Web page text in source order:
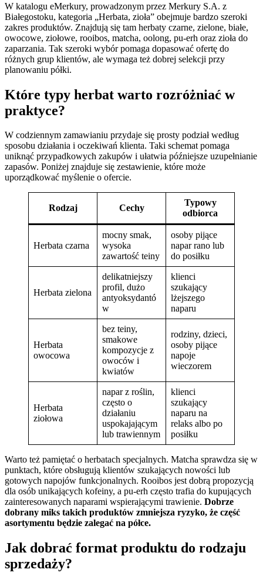
W katalogu eMerkury, prowadzonym przez Merkury S.A. z
Białegostoku, kategoria „Herbata, zioła” obejmuje bardzo szeroki
zakres produktów. Znajdują się tam herbaty czarne, zielone, białe,
owocowe, ziołowe, rooibos, matcha, oolong, pu-erh oraz zioła do
zaparzania. Tak szeroki wybór pomaga dopasować ofertę do
różnych grup klientów, ale wymaga też dobrej selekcji przy
planowaniu półki.
Które typy herbat warto rozróżniać w
praktyce?
W codziennym zamawianiu przydaje się prosty podział według
sposobu działania i oczekiwań klienta. Taki schemat pomaga
uniknąć przypadkowych zakupów i ułatwia późniejsze uzupełnianie
zapasów. Poniżej znajduje się zestawienie, które może
uporządkować myślenie o ofercie.
Rodzaj Cechy
Typowy
odbiorca
Herbata czarna
mocny smak,
wysoka
zawartość teiny
osoby pijące
napar rano lub
do posiłku
Herbata zielona
delikatniejszy
profil, dużo
antyoksydantó
w
klienci
szukający
lżejszego
naparu
Herbata
owocowa
bez teiny,
smakowe
kompozycje z
owoców i
kwiatów
rodziny, dzieci,
osoby pijące
napoje
wieczorem
Herbata
ziołowa
napar z roślin,
często o
działaniu
uspokajającym
lub trawiennym
klienci
szukający
naparu na
relaks albo po
posiłku
Warto też pamiętać o herbatach specjalnych. Matcha sprawdza się w
punktach, które obsługują klientów szukających nowości lub
gotowych napojów funkcjonalnych. Rooibos jest dobrą propozycją
dla osób unikających kofeiny, a pu-erh często trafia do kupujących
zainteresowanych naparami wspierającymi trawienie. Dobrze
dobrany miks takich produktów zmniejsza ryzyko, że część
asortymentu będzie zalegać na półce.
Jak dobrać format produktu do rodzaju
sprzedaży?